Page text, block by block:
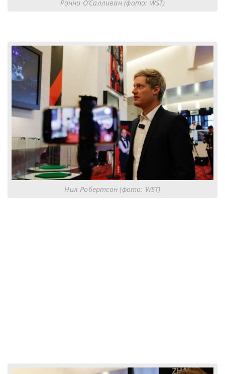
Ронни О’Салливан (фото: WST)
Нил Робертсон (фото: WST)